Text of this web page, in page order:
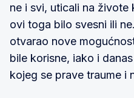
ne i svi, uticali na živote
ovi toga bilo svesni ili
otvarao nove
bile korisne, iako i
kojeg se prave traume i